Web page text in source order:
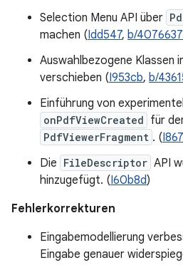
Selection Menu API über
machen (Idd547, b/
Auswahlbezogene Klassen
verschieben (I953cb, b/
Einführung von
onPdfViewCreated für
PdfViewerFragment . (
Die FileDescriptor API
hinzugefügt. (I60b8d)
Fehlerkorrekturen
Eingabemodellierung
Eingabe genauer